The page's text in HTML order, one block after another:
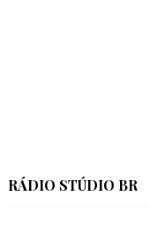
RÁDIO STÚDIO BR